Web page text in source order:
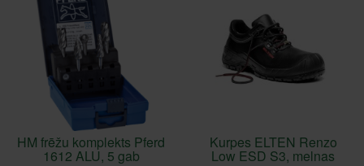
HM frēžu komplekts Pferd
1612 ALU, 5 gab
Kurpes ELTEN Renzo
Low ESD S3, melnas